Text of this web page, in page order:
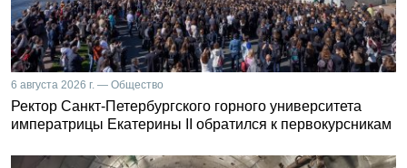
6 августа 2026 г. — Общество
Ректор Санкт-Петербургского горного университета
императрицы Екатерины II обратился к первокурсникам